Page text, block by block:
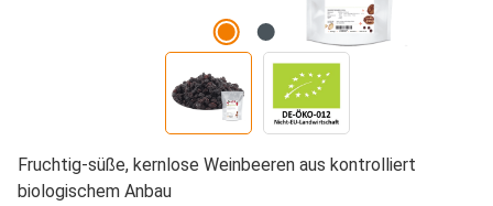
Fruchtig-süße, kernlose Weinbeeren aus kontrolliert
biologischem Anbau